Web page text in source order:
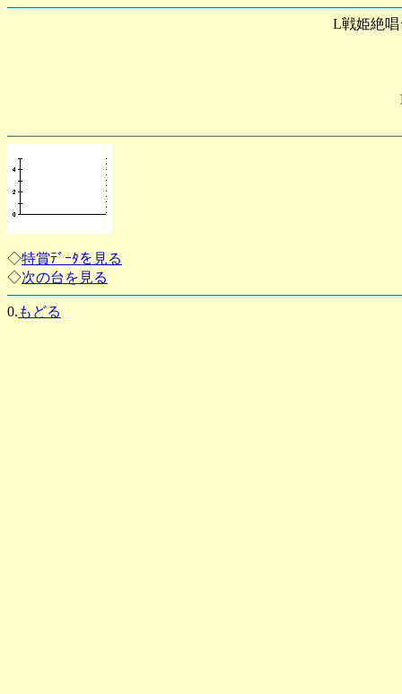
L戦姫絶
◇特賞ﾃﾞｰﾀを見る
◇次の台を見る
0. もどる